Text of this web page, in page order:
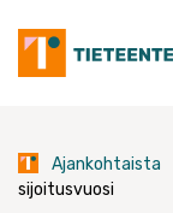
content
Ajankohtaista
sijoitusvuosi